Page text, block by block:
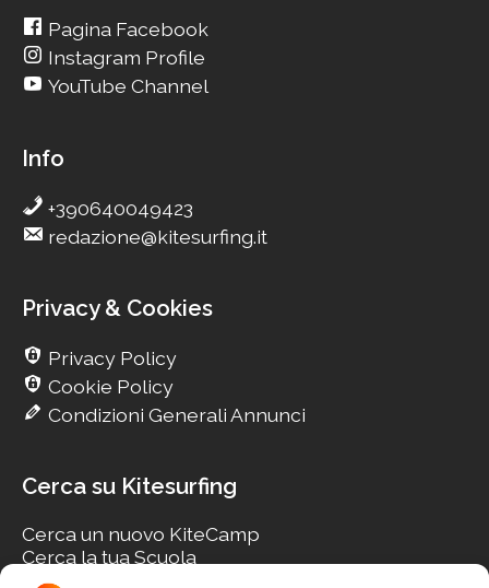
Pagina Facebook
Instagram Profile
YouTube Channel
Info
+390640049423
redazione@kitesurfing.it
Privacy & Cookies
Privacy Policy
Cookie Policy
Condizioni Generali Annunci
Cerca su Kitesurfing
Cerca un nuovo KiteCamp
Cerca la tua Scuola
Cerca il tuo KiteSpot